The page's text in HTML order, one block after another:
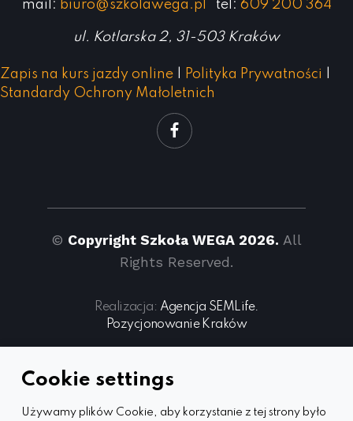
mail: biuro@szkolawega.pl tel: 609 200 364
ul. Kotlarska 2, 31-503 Kraków
Zapis na kurs jazdy online Polityka Prywatności
Standardy Ochrony Małoletnich
© Copyright Szkoła WEGA 2026. All
Rights Reserved.
Realizacja: Agencja SEMLife.
Pozycjonowanie Kraków
Cookie settings
Używamy plików Cookie, aby korzystanie z tej strony było